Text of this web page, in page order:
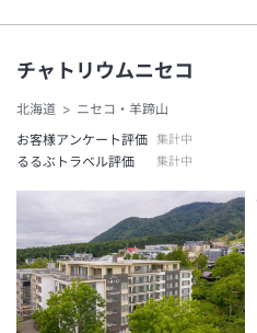
チャトリウムニセコ
北海道
ニセコ・羊蹄山
お客様アンケート評価
集計中
るるぶトラベル評価 集計中